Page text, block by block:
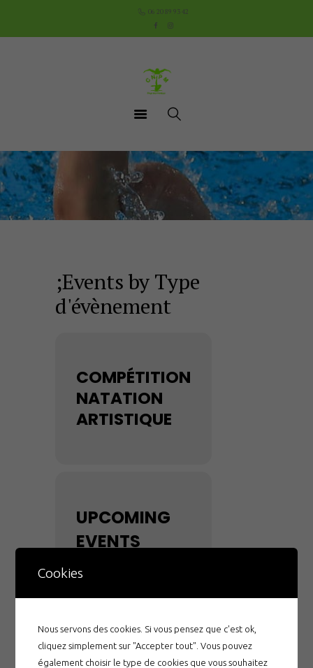
06 20 89 93 42
Le Club
Aquathlon du Pays
Mornantais
Documents utiles
;Events by Type
d'évènement
COMPÉTITION
NATATION
ARTISTIQUE
UPCOMING
EVENTS
Cookies
Nous servons des cookies. Si vous pensez que c'est ok,
cliquez simplement sur "Accepter tout". Vous pouvez
également choisir le type de cookies que vous souhaitez